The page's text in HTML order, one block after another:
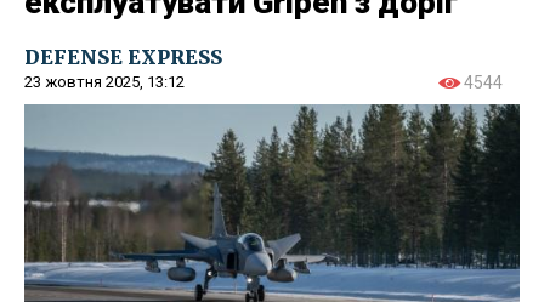
DEFENSE EXPRESS
23 жовтня 2025, 13:12 4544